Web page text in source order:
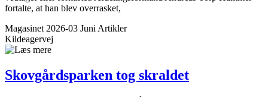
fortalte, at han blev overrasket,
Magasinet 2026-03 Juni Artikler
Kildeagervej
Skovgårds­parken tog skraldet